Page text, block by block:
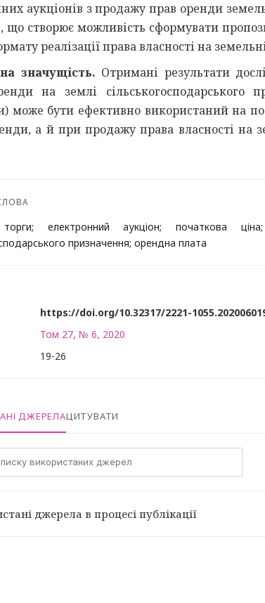
аукціонів з продажу прав оренди
що створює можливість сформувати
реалізації права власності на
значущість. Отримані результати
на землі сільськогосподарського
може бути ефективно використаний на
а й при продажу права власності на
торги; електронний аукціон; початкова
призначення; орендна плата
https://doi.org/10.32317/2221-
Том 27, № 6, 2020
19-26
ДЖЕРЕЛАЦИТУВАТИ
джерела в процесі публікації